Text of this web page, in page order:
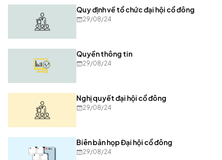
Quy định về tổ chức đại hội cổ đông
29/08/24
Quyền thông tin
29/08/24
Nghị quyết đại hội cổ đông
29/08/24
Biên bản họp Đại hội cổ đông
29/08/24